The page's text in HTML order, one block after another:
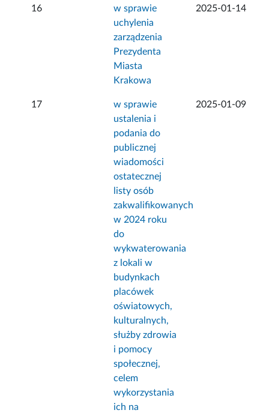
16
w sprawie
uchylenia
zarządzenia
Prezydenta
Miasta
Krakowa
2025-01-14
17
w sprawie
ustalenia i
podania do
publicznej
wiadomości
ostatecznej
listy osób
zakwalifikowanych
w 2024 roku
do
wykwaterowania
z lokali w
budynkach
placówek
oświatowych,
kulturalnych,
służby zdrowia
i pomocy
społecznej,
celem
wykorzystania
ich na
2025-01-09